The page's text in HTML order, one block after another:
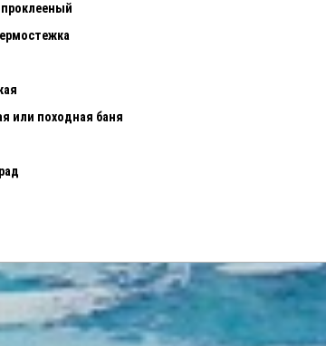
столовая или походная баня